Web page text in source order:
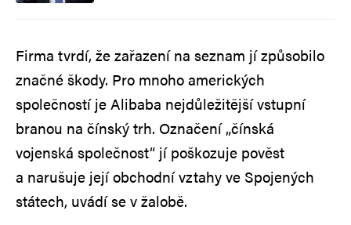
Firma tvrdí, že zařazení na seznam jí způsobilo
značné škody. Pro mnoho amerických
společností je Alibaba nejdůležitější vstupní
branou na čínský trh. Označení „čínská
vojenská společnost“ jí poškozuje pověst
a narušuje její obchodní vztahy ve Spojených
státech, uvádí se v žalobě.